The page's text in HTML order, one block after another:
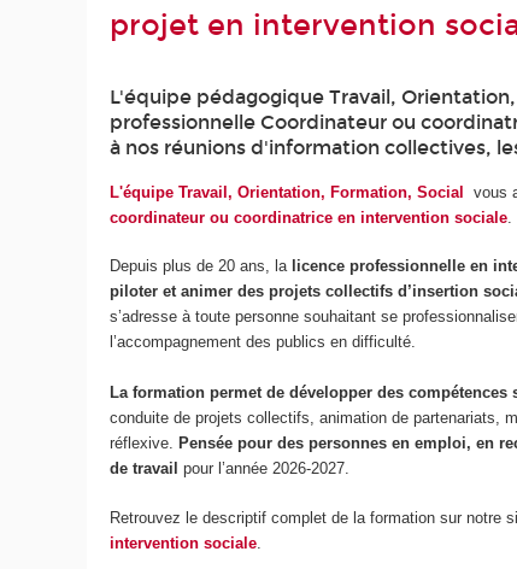
projet en intervention
L'équipe pédagogique Travail,
professionnelle Coordinateur ou
à nos réunions d'information collectives,
L'équipe Travail, Orientation, Formation, Social vous
coordinateur ou coordinatrice en intervention sociale
Depuis plus de 20 ans, lalicence professionnelle en
piloter et animer des projets collectifs d’insertion
s’adresse à toute personne souhaitant se
l’accompagnement des publics en difficulté.
La formation permet de développer des compétences
conduite de projets collectifs, animation de partenariats,
réflexive. Pensée pour des personnes en emploi, en
de travail pour l’année 2026‑2027.
Retrouvez le descriptif complet de la formation sur notre
intervention sociale